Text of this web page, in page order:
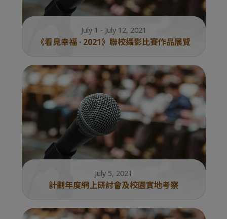
July 1 - July 12, 2021
《看見幸福 · 2021》聯校攝影比賽作品展覽
July 5, 2021
計劃年度網上研討會及校園實地考察